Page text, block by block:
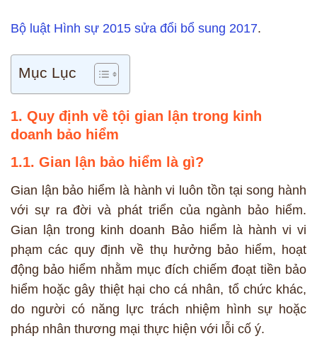
Bộ luật Hình sự 2015 sửa đổi bổ sung 2017.
Mục Lục
1. Quy định về tội gian lận trong kinh
doanh bảo hiểm
1.1. Gian lận bảo hiểm là gì?
Gian lận bảo hiểm là hành vi luôn tồn tại song hành
với sự ra đời và phát triển của ngành bảo hiểm.
Gian lận trong kinh doanh Bảo hiểm là hành vi vi
phạm các quy định về thụ hưởng bảo hiểm, hoạt
động bảo hiểm nhằm mục đích chiếm đoạt tiền bảo
hiểm hoặc gây thiệt hại cho cá nhân, tổ chức khác,
do người có năng lực trách nhiệm hình sự hoặc
pháp nhân thương mại thực hiện với lỗi cố ý.